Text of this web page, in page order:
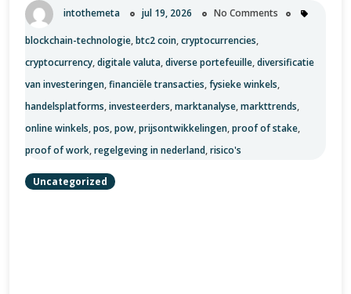
intothemeta jul 19, 2026 No Comments
blockchain-technologie,btc2 coin,cryptocurrencies,
cryptocurrency,digitale valuta,diverse portefeuille,diversificatie
van investeringen,financiële transacties,fysieke winkels,
handelsplatforms,investeerders,marktanalyse,markttrends,
online winkels,pos,pow,prijsontwikkelingen,proof of stake,
proof of work,regelgeving in nederland,risico's
Uncategorized